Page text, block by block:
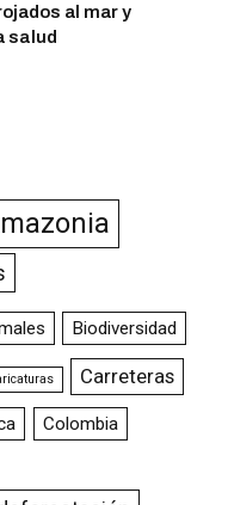
al mar y
salud
Biodiversidad
Carreteras
Colombia